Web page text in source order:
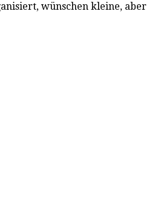
wünschen kleine, aber